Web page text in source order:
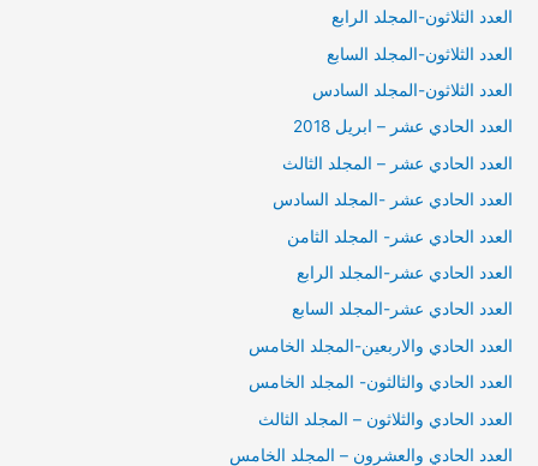
العدد الثلاثون-المجلد الرابع
العدد الثلاثون-المجلد السابع
العدد الثلاثون-المجلد السادس
العدد الحادي عشر – ابريل 2018
العدد الحادي عشر – المجلد الثالث
العدد الحادي عشر -المجلد السادس
العدد الحادي عشر- المجلد الثامن
العدد الحادي عشر-المجلد الرابع
العدد الحادي عشر-المجلد السابع
العدد الحادي والاربعين-المجلد الخامس
العدد الحادي والثالثون- المجلد الخامس
العدد الحادي والثلاثون – المجلد الثالث
العدد الحادي والعشرون – المجلد الخامس